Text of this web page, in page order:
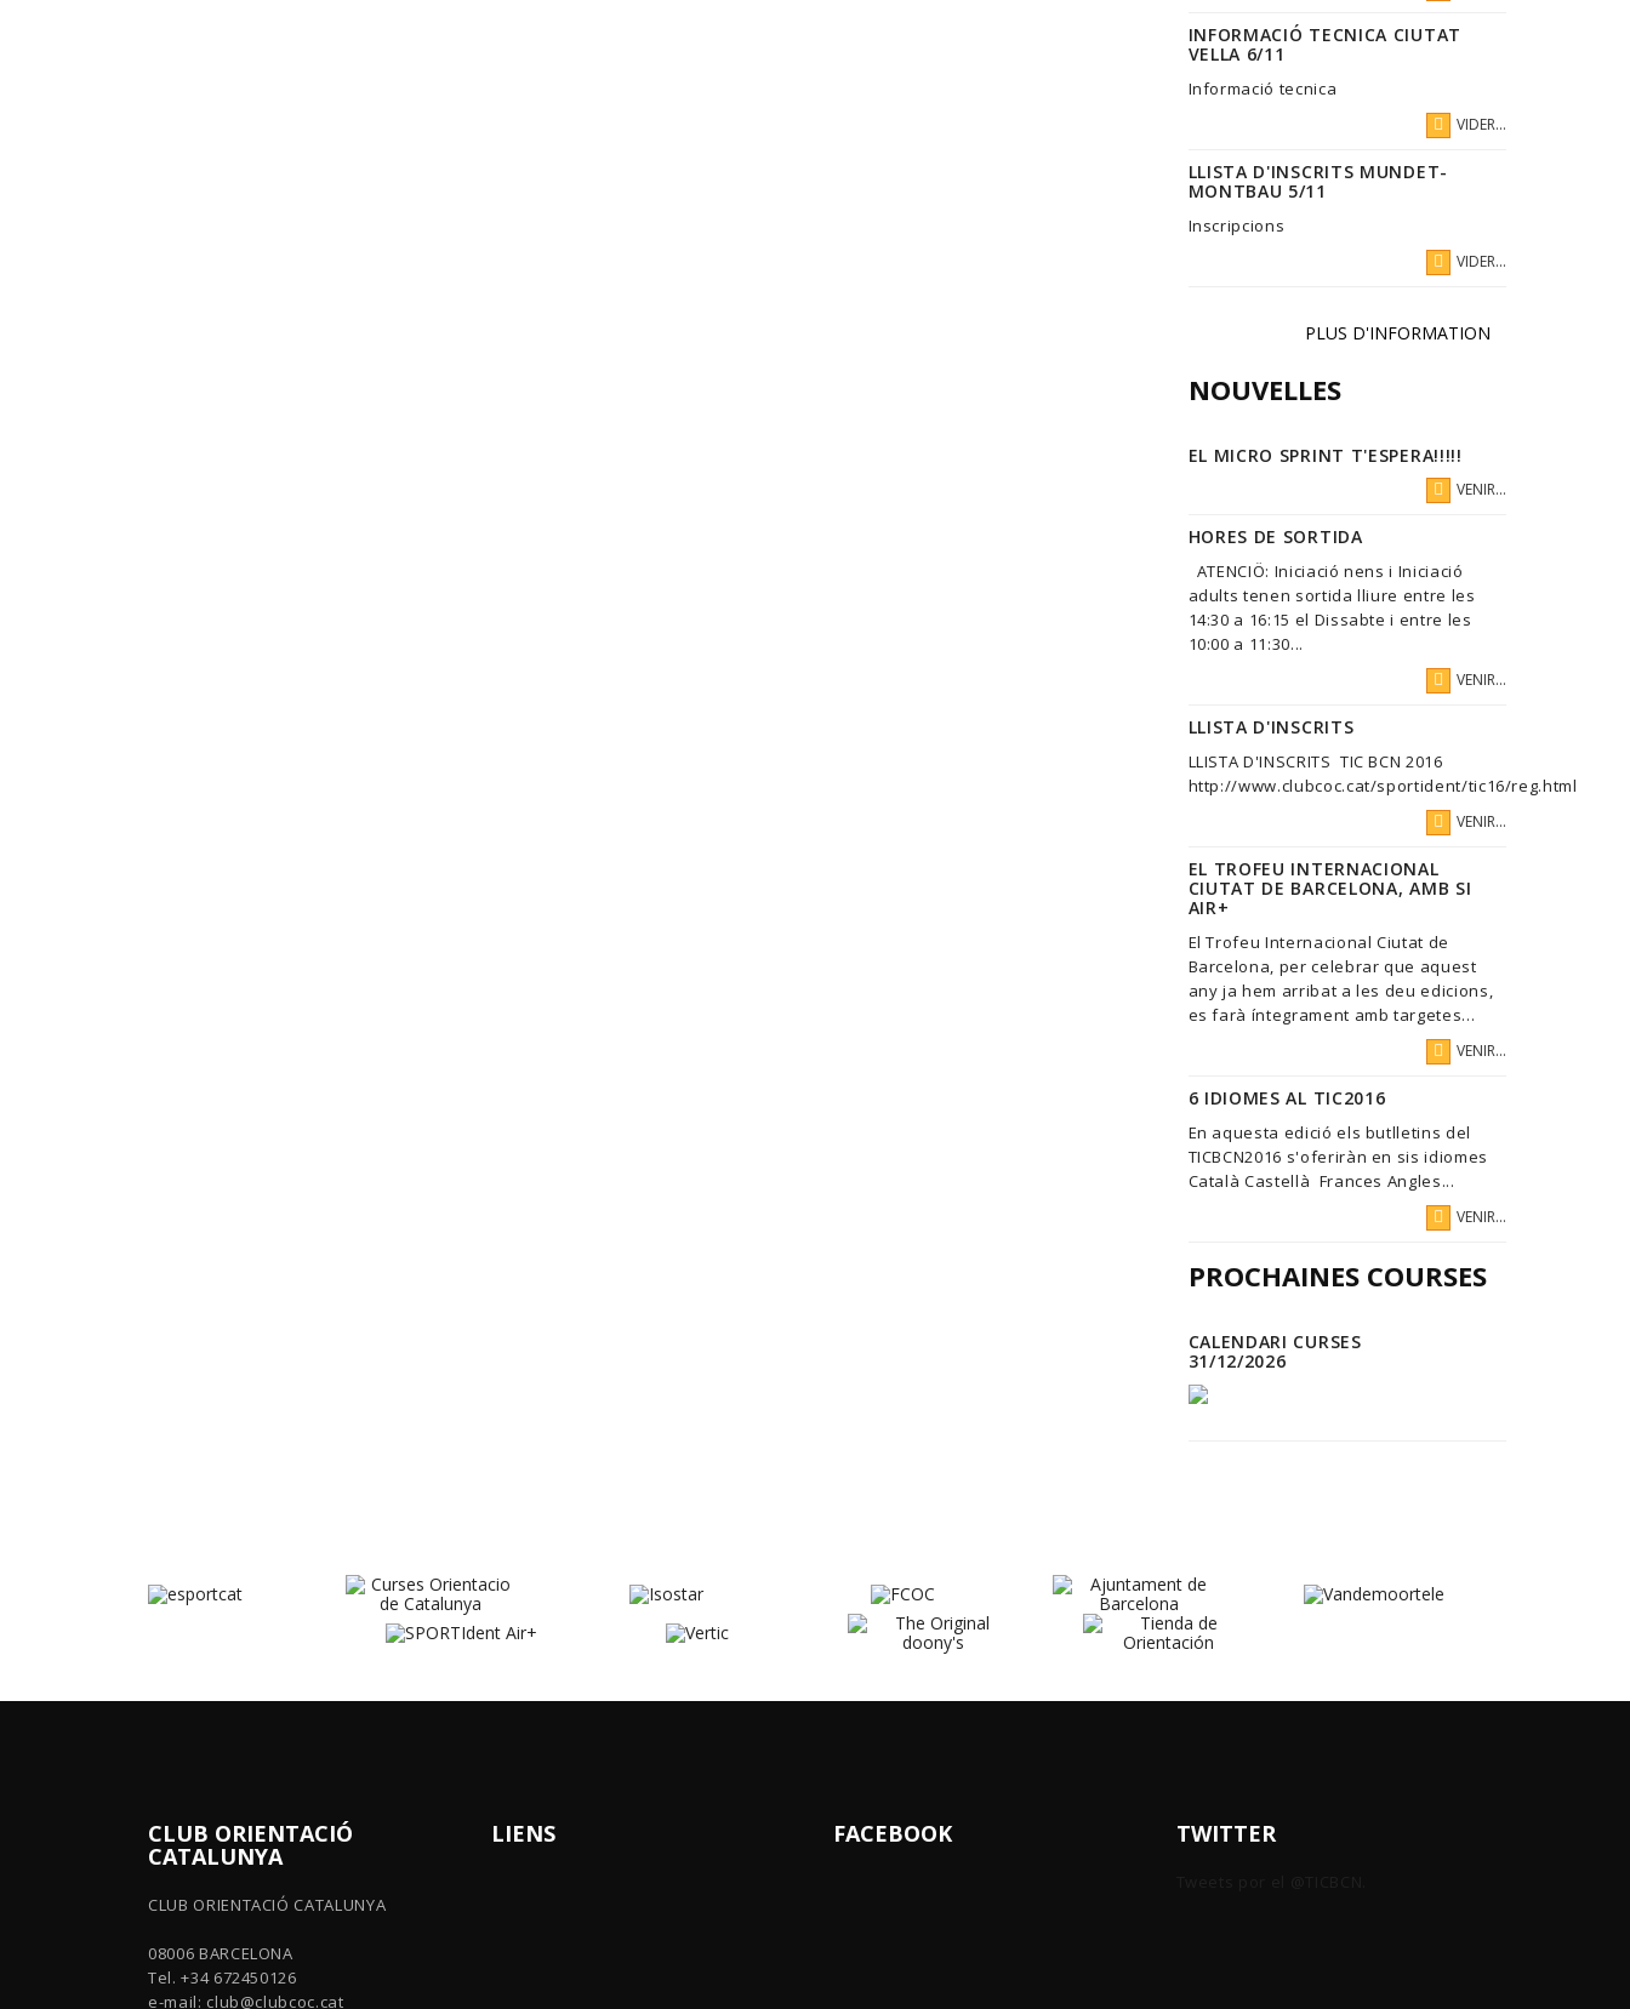
INFORMACIÓ TECNICA CIUTAT
VELLA 6/11
Informació tecnica
VIDER...
LLISTA D'INSCRITS MUNDET-
MONTBAU 5/11
Inscripcions
VIDER...
PLUS D'INFORMATION
NOUVELLES
EL MICRO SPRINT T'ESPERA!!!!!
VENIR...
HORES DE SORTIDA
ATENCIÖ: Iniciació nens i Iniciació
adults tenen sortida lliure entre les
14:30 a 16:15 el Dissabte i entre les
10:00 a 11:30...
VENIR...
LLISTA D'INSCRITS
LLISTA D'INSCRITS TIC BCN 2016
http://www.clubcoc.cat/sportident/tic16/reg.html
VENIR...
EL TROFEU INTERNACIONAL
CIUTAT DE BARCELONA, AMB SI
AIR+
El Trofeu Internacional Ciutat de
Barcelona, per celebrar que aquest
any ja hem arribat a les deu edicions,
es farà íntegrament amb targetes...
VENIR...
6 IDIOMES AL TIC2016
En aquesta edició els butlletins del
TICBCN2016 s'oferiràn en sis idiomes
Català Castellà Frances Angles...
VENIR...
PROCHAINES COURSES
CALENDARI CURSES
31/12/2026
CLUB ORIENTACIÓ
CATALUNYA
CLUB ORIENTACIÓ CATALUNYA
08006 BARCELONA
Tel. +34 672450126
e-mail: club@clubcoc.cat
LIENS FACEBOOK TWITTER